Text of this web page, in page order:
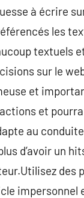
à écrire
les
textuels
sur le
et
et
au
d’avoir un
des
impersonnel